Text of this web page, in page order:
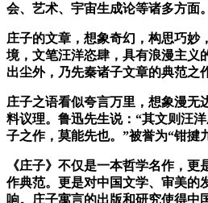
会、艺术、宇宙生成论等诸多方面。
庄子的文章，想象奇幻，构思巧妙
境，文笔汪洋恣肆，具有浪漫主义
出尘外，乃先秦诸子文章的典范之
庄子之语看似夸言万里，想象漫无
料议理。鲁迅先生说：“其文则汪
子之作，莫能先也。”被誉为“钳揵
《庄子》不仅是一本哲学名作，
作典范。更是对中国文学、审美的
响。庄子寓言的出版和研究使得中